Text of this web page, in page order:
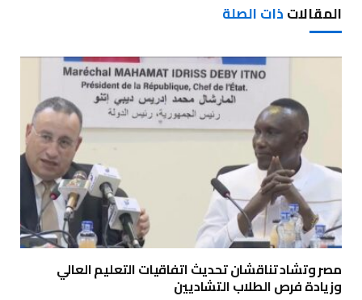
المقالاتذات الصلة
مصر وتشاد تناقشان تحديث اتفاقيات التعليم العالي
وزيادة فرص الطلاب التشاديين